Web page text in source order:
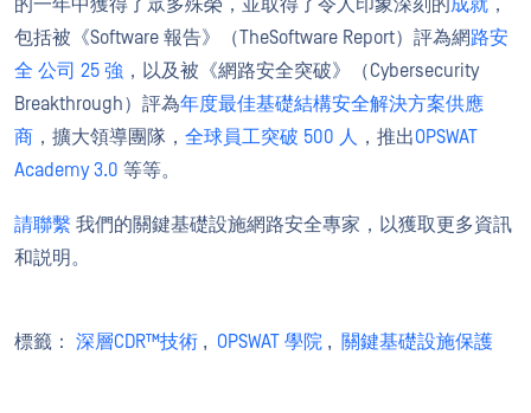
的一年中獲得了眾多殊榮，並取得了令人印象深刻的成就 ，
包括被《Software 報告》（TheSoftware Report）評為網路安
全 公司 25 強 ，以及被《網路安全突破》（Cybersecurity
Breakthrough）評為年度最佳基礎結構安全解決方案供應
商 ，擴大領導團隊， 全球員工突破 500 人 ，推出OPSWAT
Academy 3.0 等等。
請聯繫 我們的關鍵基礎設施網路安全專家，以獲取更多資訊
和説明。
標籤： 深層CDR™技術 , OPSWAT 學院 , 關鍵基礎設施保護